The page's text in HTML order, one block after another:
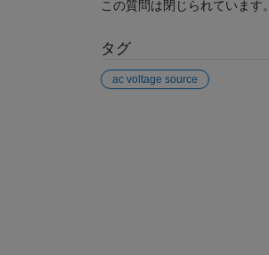
この質問は閉じられています。
タグ
ac voltage source